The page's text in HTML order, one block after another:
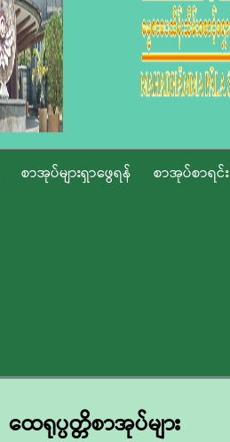
စာအုပ်များရှာဖွေရန် စာအုပ်စာရင်း
ထေရုပ္ပတ္တိစာအုပ်များ